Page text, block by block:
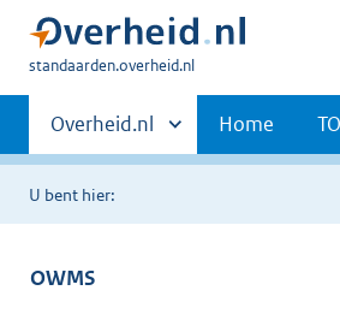
U
hier:
standaarden.overheid.nl
Primaire
navigatie
Andere
sites
binnen
Overheid.nl Home
U bent hier:
OWMS